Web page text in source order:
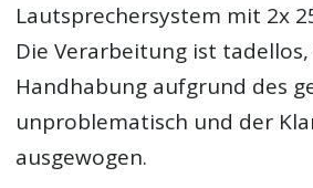
Lautsprechersystem mit 2x
Die Verarbeitung ist tadellos,
Handhabung aufgrund des
unproblematisch und der
ausgewogen.